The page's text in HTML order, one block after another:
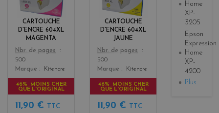
CARTOUCHE
D'ENCRE 604XL
MAGENTA
Color
n
t
Nbr. de pages
500
Marque
Kitencre
46% MOINS CHER
QUE L'ORIGINAL
11,90 € TTC
CARTOUCHE
D'ENCRE 604XL
JAUNE
Color
l
o
w
Nbr. de pages
500
Marque
Kitencre
46% MOINS CHER
QUE L'ORIGINAL
11,90 € TTC
Home
XP-
3205
Epson
Expression
Home
XP-
4200
Plus